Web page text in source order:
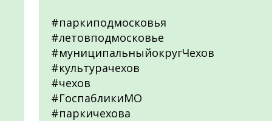
#паркиподмосковья
#летовподмосковье
#муниципальныйокругЧехов
#культурачехов
#чехов
#ГоспабликиМО
#паркичехова